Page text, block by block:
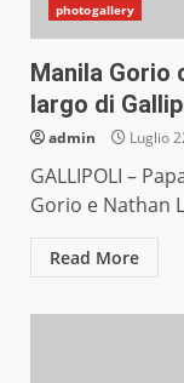
photogallery
Manila Gorio
largo di
admin Luglio
GALLIPOLI –
Gorio e Nathan
Read More